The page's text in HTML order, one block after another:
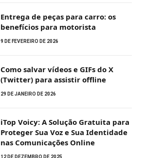
Entrega de peças para carro: os
benefícios para motorista
9 DE FEVEREIRO DE 2026
Como salvar vídeos e GIFs do X
(Twitter) para assistir offline
29 DE JANEIRO DE 2026
iTop Voicy: A Solução Gratuita para
Proteger Sua Voz e Sua Identidade
nas Comunicações Online
12 DE DEZEMBRO DE 2025